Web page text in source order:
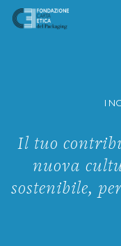
Skip
I
Il tuo
nuova
sostenibile,